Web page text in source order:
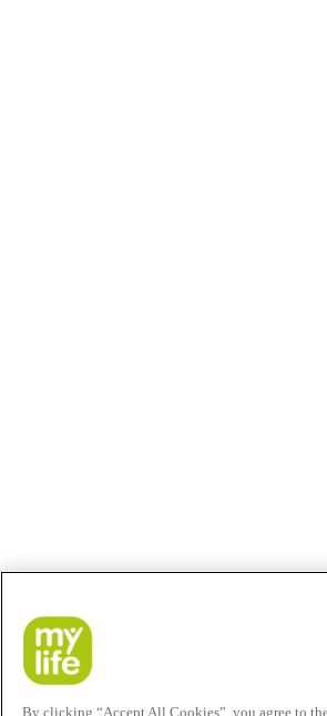
By clicking “Accept All Cookies”, you agree to